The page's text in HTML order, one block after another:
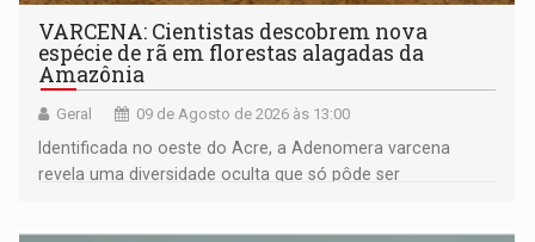
VARCENA: Cientistas descobrem nova
espécie de rã em florestas alagadas da
Amazônia
Geral 09 de Agosto de 2026 às 13:00
Identificada no oeste do Acre, a Adenomera varcena
revela uma diversidade oculta que só pôde ser